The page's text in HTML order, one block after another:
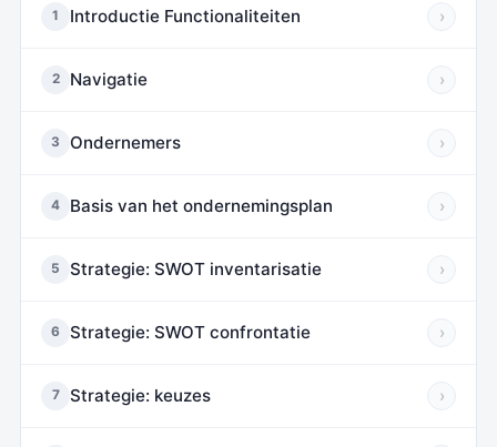
1 Introductie Functionaliteiten ›
2 Navigatie ›
3 Ondernemers ›
4 Basis van het ondernemingsplan ›
5 Strategie: SWOT inventarisatie ›
6 Strategie: SWOT confrontatie ›
7 Strategie: keuzes ›